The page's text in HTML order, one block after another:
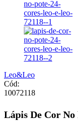
Leo&Leo
Cód:
10072118
Lápis De Cor No